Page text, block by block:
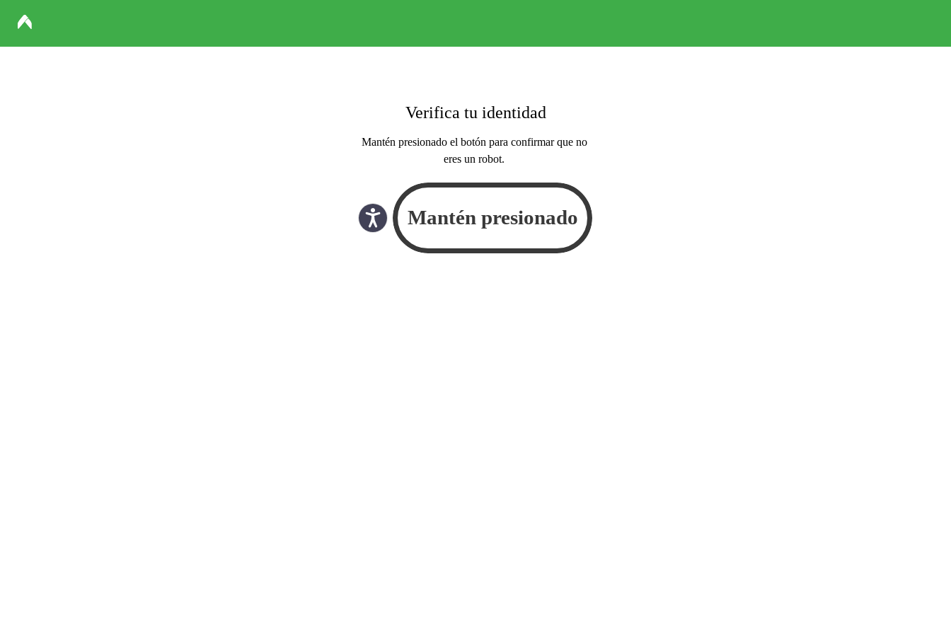
Verifica tu identidad
Mantén presionado el botón para confirmar que no
eres un robot.